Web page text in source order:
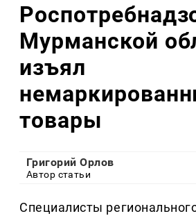
Мурманской
изъял
товары
Григорий Орлов
Автор статьи
Специалисты